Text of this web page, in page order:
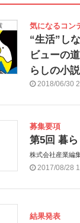
気になるコン
“生活”し
ビューの
らしの小
2018/06/30
募集要項
第5回 暮
株式会社産業編
2017/08/28
結果発表